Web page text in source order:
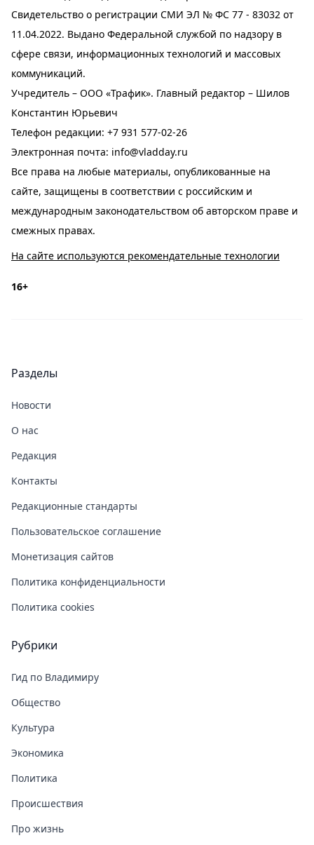
Свидетельство о регистрации СМИ ЭЛ № ФС 77 - 83032 от
11.04.2022. Выдано Федеральной службой по надзору в
сфере связи, информационных технологий и массовых
коммуникаций.
Учредитель – ООО «Трафик». Главный редактор – Шилов
Константин Юрьевич
Телефон редакции: +7 931 577-02-26
Электронная почта: info@vladday.ru
Все права на любые материалы, опубликованные на
сайте, защищены в соответствии с российским и
международным законодательством об авторском праве и
смежных правах.
На сайте используются рекомендательные технологии
16+
Разделы
Новости
О нас
Редакция
Контакты
Редакционные стандарты
Пользовательское соглашение
Монетизация сайтов
Политика конфиденциальности
Политика cookies
Рубрики
Гид по Владимиру
Общество
Культура
Экономика
Политика
Происшествия
Про жизнь